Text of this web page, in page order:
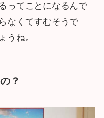
ってことになるんで
なくてすむそうで
うね。
？